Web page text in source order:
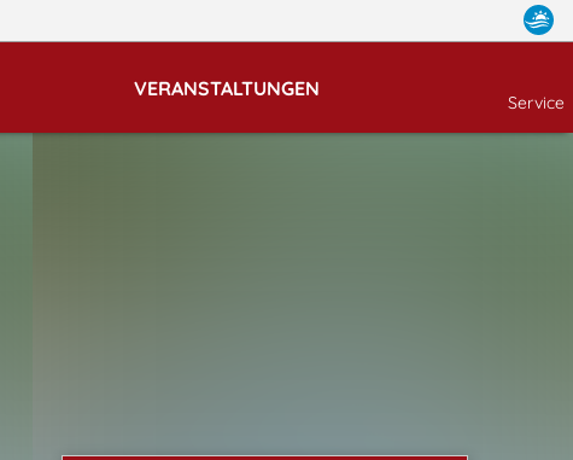
VERANSTALTUNGEN
Service